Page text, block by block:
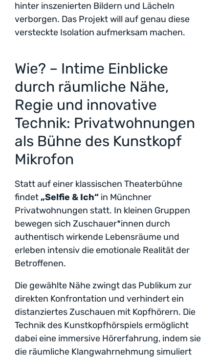
hinter inszenierten Bildern und Lächeln
verborgen. Das Projekt will auf genau diese
versteckte Isolation aufmerksam machen.
Wie? – Intime Einblicke
durch räumliche Nähe,
Regie und innovative
Technik: Privatwohnungen
als Bühne des Kunstkopf
Mikrofon
Statt auf einer klassischen Theaterbühne
findet„Selfie & Ich“ in Münchner
Privatwohnungen statt. In kleinen Gruppen
bewegen sich Zuschauer*innen durch
authentisch wirkende Lebensräume und
erleben intensiv die emotionale Realität der
Betroffenen.
Die gewählte Nähe zwingt das Publikum zur
direkten Konfrontation und verhindert ein
distanziertes Zuschauen mit Kopfhörern. Die
Technik des Kunstkopfhörspiels ermöglicht
dabei eine immersive Hörerfahrung, indem sie
die räumliche Klangwahrnehmung simuliert